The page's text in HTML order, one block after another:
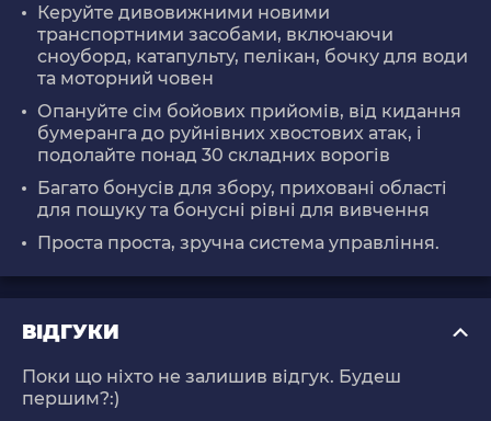
Керуйте дивовижними новими
транспортними засобами, включаючи
сноуборд, катапульту, пелікан, бочку для води
та моторний човен
Опануйте сім бойових прийомів, від кидання
бумеранга до руйнівних хвостових атак, і
подолайте понад 30 складних ворогів
Багато бонусів для збору, приховані області
для пошуку та бонусні рівні для вивчення
Проста проста, зручна система управління.
ВІДГУКИ
Поки що ніхто не залишив відгук. Будеш
першим?:)